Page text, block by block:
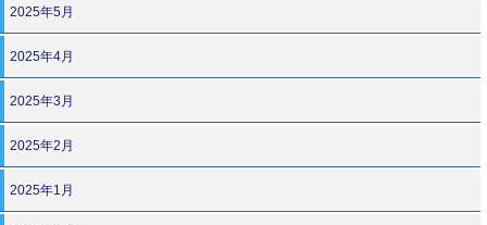
2025年5月
2025年4月
2025年3月
2025年2月
2025年1月